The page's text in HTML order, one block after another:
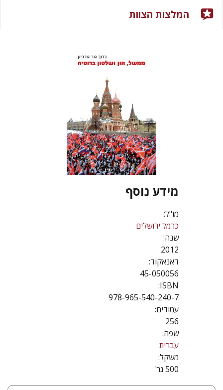
מידע נוסף
מו"ל:
כרמל ירושלים
שנה:
2012
דאנאקוד:
45-050056
ISBN:
978-965-540-240-7
עמודים:
256
שפה:
עברית
משקל:
500 גר'
המלצות הצוות